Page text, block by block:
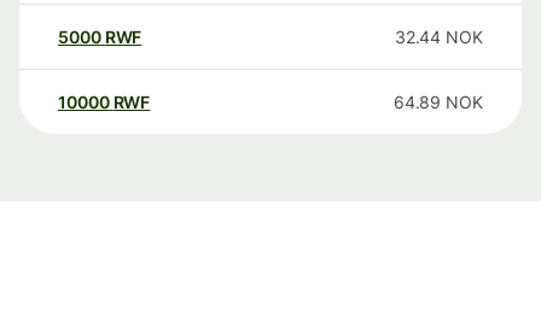
5000 RWF 32.44 NOK
10000 RWF 64.89 NOK